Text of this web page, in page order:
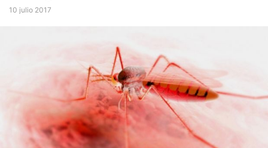
10 julio 2017